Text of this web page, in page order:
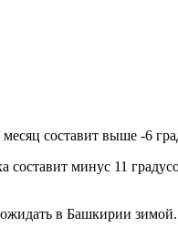
составит выше -6
минус 11
в Башкирии зимой.